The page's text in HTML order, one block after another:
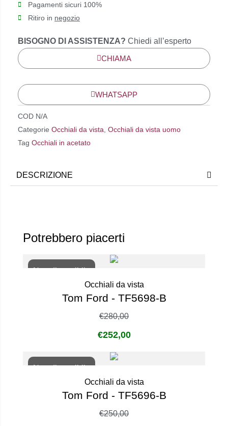
Pagamenti sicuri 100%
Ritiro in negozio
BISOGNO DI ASSISTENZA? Chiedi all’esperto
CHIAMA
WHATSAPP
COD N/A
Categorie Occhiali da vista Occhiali da vista uomo
Tag Occhiali in acetato
DESCRIZIONE
Potrebbero piacerti
Non disponibile
Occhiali da vista
Tom Ford - TF5698-B
€280,00
€252,00
Non disponibile
Occhiali da vista
Tom Ford - TF5696-B
€250,00